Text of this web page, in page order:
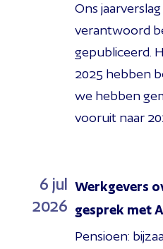
Ons
verantwoord
gepubliceerd.
2025 hebben
we hebben
vooruit naar
6 jul
2026
Werkgevers
gesprek met
Pensioen: